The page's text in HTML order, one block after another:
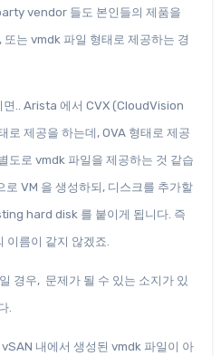
는 vmdk 파일 형태로 제공하는 경
면.. Arista 에서 CVX (CloudVision
제공을 하는데, OVA 형태로 제공
도로 vmdk 파일을 제공하는 것 같습
로 VM 을 생성하되, 디스크를 추가할
hard disk 를 붙이게 됩니다. 즉
이름이 같지 않겠죠.
경우, 문제가 될 수 있는 소지가 있
.
내에서 생성된 vmdk 파일이 아